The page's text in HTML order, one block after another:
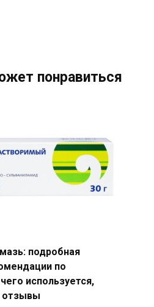
понравиться
подробная
по
используется,
отзывы